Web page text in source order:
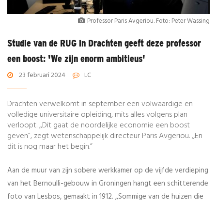
Professor Paris Avgeriou. Foto: Peter Wassing
Studie van de RUG in Drachten geeft deze professor
een boost: 'We zijn enorm ambitieus'
23 februari 2024 LC
Drachten verwelkomt in september een volwaardige en
volledige universitaire opleiding, mits alles volgens plan
verloopt. ,,Dit gaat de noordelijke economie een boost
geven”, zegt wetenschappelijk directeur Paris Avgeriou. ,,En
dit is nog maar het begin.”
Aan de muur van zijn sobere werkkamer op de vijfde verdieping
van het Bernoulli-gebouw in Groningen hangt een schitterende
foto van Lesbos, gemaakt in 1912. ,,Sommige van de huizen die